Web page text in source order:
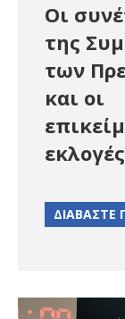
Οι
της
των
και οι
εκλογές
ΔΙΑΒΑΣΤΕ